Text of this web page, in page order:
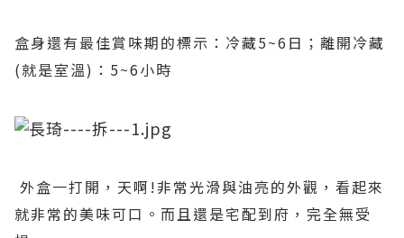
盒身還有最佳賞味期的標示：冷藏5~6日；離開冷藏
(就是室溫)：5~6小時
外盒一打開，天啊!非常光滑與油亮的外觀，看起來
就非常的美味可口。而且還是宅配到府，完全無受